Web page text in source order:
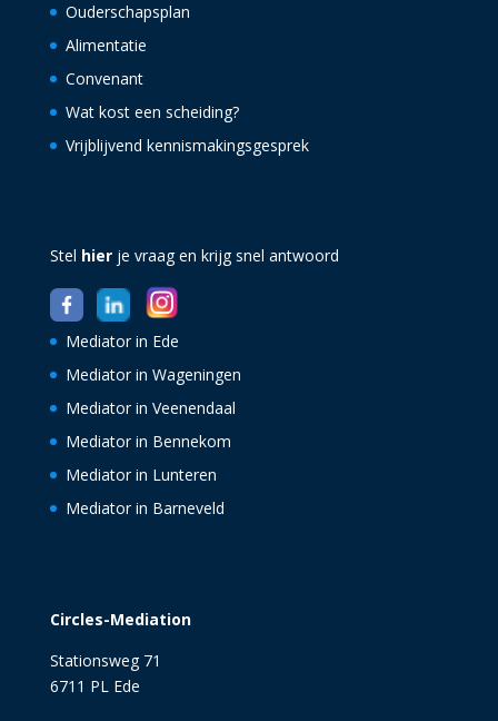
Ouderschapsplan
Alimentatie
Convenant
Wat kost een scheiding?
Vrijblijvend kennismakingsgesprek
Stel hierje vraag en krijg snel antwoord
Mediator in Ede
Mediator in Wageningen
Mediator in Veenendaal
Mediator in Bennekom
Mediator in Lunteren
Mediator in Barneveld
Circles-Mediation
Stationsweg 71
6711 PL Ede